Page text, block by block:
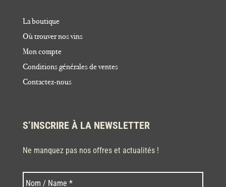
La boutique
Où trouver nos vins
Mon compte
Conditions générales de ventes
Contactez-nous
S’INSCRIRE À LA NEWSLETTER
Ne manquez pas nos offres et actualités !
Nom * Nom